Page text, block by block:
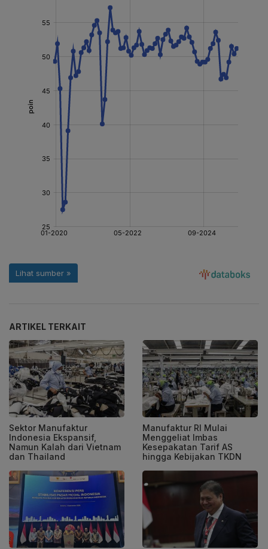
ARTIKEL TERKAIT
Sektor Manufaktur
Indonesia Ekspansif,
Namun Kalah dari Vietnam
dan Thailand
Manufaktur RI Mulai
Menggeliat Imbas
Kesepakatan Tarif AS
hingga Kebijakan TKDN